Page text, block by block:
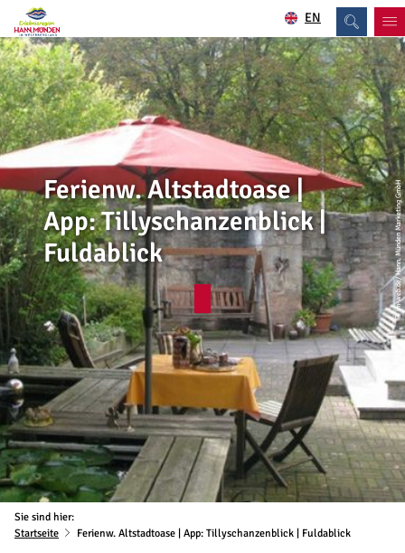
EN
© im-web.de/ Hann. Münden Marketing GmbH
Ferienw. Altstadtoase |
App: Tillyschanzenblick |
Fuldablick
Sie sind hier:
Startseite
Ferienw. Altstadtoase | App: Tillyschanzenblick | Fuldablick